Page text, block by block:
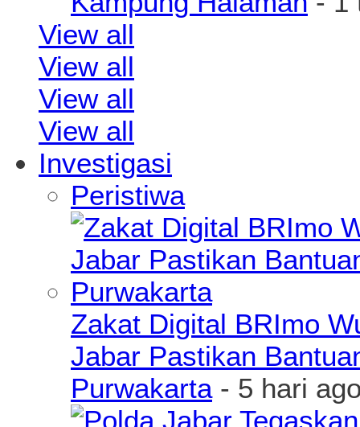
View all
View all
View all
View all
Investigasi
Peristiwa
Zakat Digital BRImo
Jabar Pastikan
Purwakarta- 5 hari